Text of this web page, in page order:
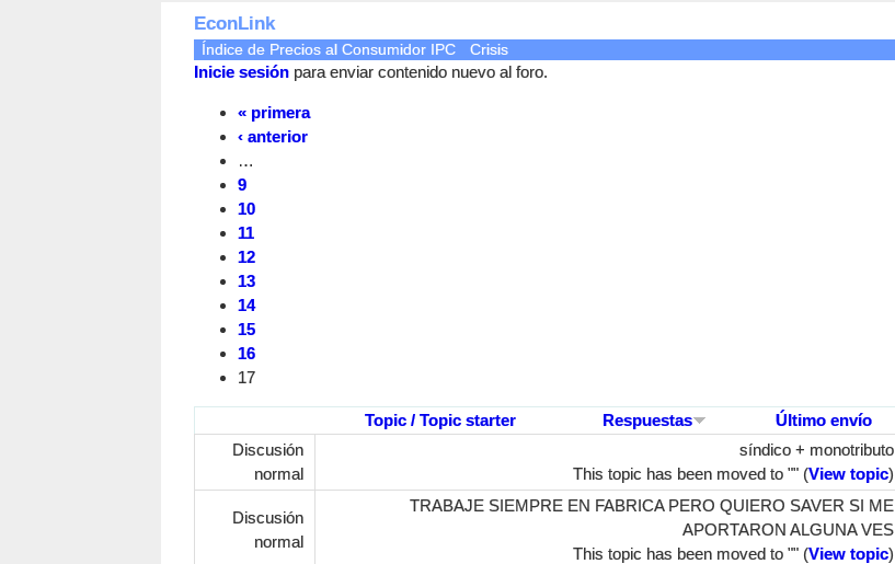
EconLink
Índice de Precios al Consumidor IPC Crisis
Inicie sesión para enviar contenido nuevo al foro.
« primera
‹ anterior
…
9
10
11
12
13
14
15
16
17
Topic / Topic starter Respuestas
Último envío
Discusión
normal
síndico + monotributo
This topic has been moved to "" (View topic)
Discusión
normal
TRABAJE SIEMPRE EN FABRICA PERO QUIERO SAVER SI ME
APORTARON ALGUNA VES
This topic has been moved to "" (View topic)